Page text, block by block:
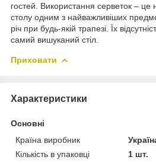
гостей. Використання серветок – це
столу одним з найважливіших
річ при будь-якій трапезі. Їх
самий вишуканий стіл.
Приховати
Характеристики
Основні
Країна виробник
Кількість в упаковці
1 шт.